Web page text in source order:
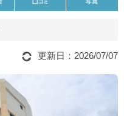
更新日：2026/07/07